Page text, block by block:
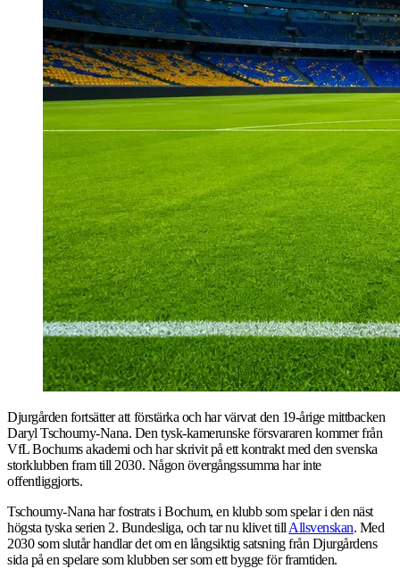
Djurgården fortsätter att förstärka och har värvat den 19-årige mittbacken
Daryl Tschoumy-Nana. Den tysk-kamerunske försvararen kommer från
VfL Bochums akademi och har skrivit på ett kontrakt med den svenska
storklubben fram till 2030. Någon övergångssumma har inte
offentliggjorts.
Tschoumy-Nana har fostrats i Bochum, en klubb som spelar i den näst
högsta tyska serien 2. Bundesliga, och tar nu klivet till Allsvenskan. Med
2030 som slutår handlar det om en långsiktig satsning från Djurgårdens
sida på en spelare som klubben ser som ett bygge för framtiden.